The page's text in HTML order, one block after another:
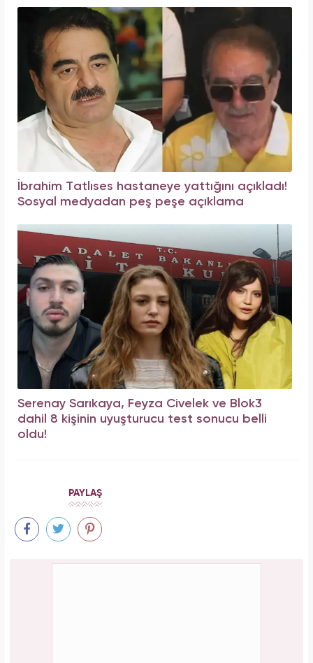
İbrahim Tatlıses hastaneye yattığını açıkladı!
Sosyal medyadan peş peşe açıklama
Serenay Sarıkaya, Feyza Civelek ve Blok3
dahil 8 kişinin uyuşturucu test sonucu belli
oldu!
PAYLAŞ